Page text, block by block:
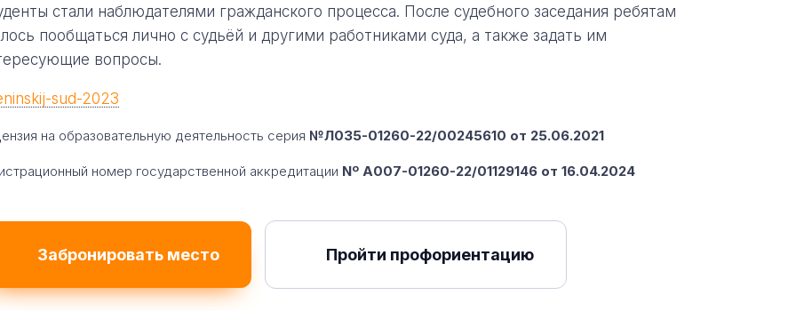
стали наблюдателями гражданского процесса. После судебного заседания ребятам
пообщаться лично с судьёй и другими работниками суда, а также задать им
вопросы.
на образовательную деятельность серия №Л035-01260-22/00245610 от 25.06.2021
номер государственной аккредитации Nº A007-01260-22/01129146 от 16.04.2024
Забронировать место Пройти профориентацию